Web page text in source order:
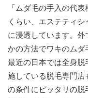
「ムダ毛の手入の代
くらい、エステティ
に浸透しています。
かの方法でワキのムダ
最近の日本では全身
施している脱毛専門店
の条件にピッタリの脱